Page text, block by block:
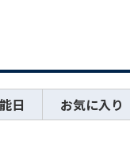
日 お気に入り